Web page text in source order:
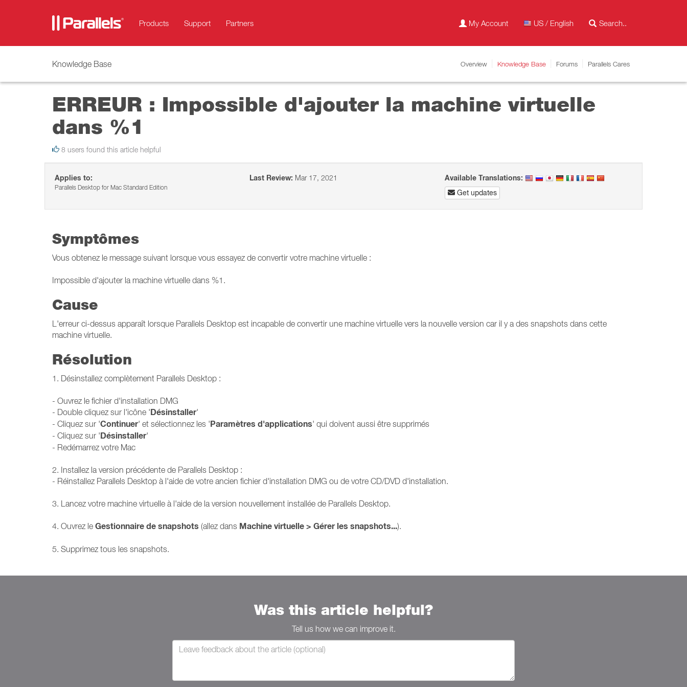
Products Support Partners My Account US / English
Knowledge Base Overview Knowledge Base Forums Parallels Cares
ERREUR : Impossible d'ajouter la machine virtuelle
dans %1
8 users found this article helpful
Applies to:
Parallels Desktop for Mac Standard Edition
Last Review: Mar 17, 2021
Available Translations:
Get updates
Symptômes
Vous obtenez le message suivant lorsque vous essayez de convertir votre machine virtuelle :
Impossible d'ajouter la machine virtuelle dans %1.
Cause
L'erreur ci-dessus apparaît lorsque Parallels Desktop est incapable de convertir une machine virtuelle vers la nouvelle version car il y a des snapshots dans cette
machine virtuelle.
Résolution
1. Désinstallez complètement Parallels Desktop :
- Ouvrez le fichier d'installation DMG
- Double cliquez sur l'icône 'Désinstaller'
- Cliquez sur 'Continuer' et sélectionnez les 'Paramètres d'applications' qui doivent aussi être supprimés
- Cliquez sur 'Désinstaller'
- Redémarrez votre Mac
2. Installez la version précédente de Parallels Desktop :
- Réinstallez Parallels Desktop à l'aide de votre ancien fichier d'installation DMG ou de votre CD/DVD d'installation.
3. Lancez votre machine virtuelle à l'aide de la version nouvellement installée de Parallels Desktop.
4. Ouvrez le Gestionnaire de snapshots (allez dans Machine virtuelle > Gérer les snapshots...).
5. Supprimez tous les snapshots.
Was this article helpful?
Tell us how we can improve it.